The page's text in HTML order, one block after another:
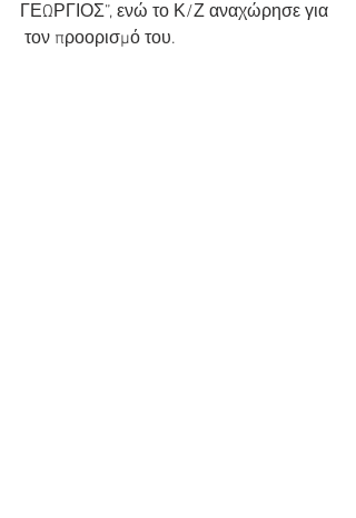
ΓΕΩΡΓΙΟΣ”, ενώ το Κ/Ζ αναχώρησε για
τον προορισμό του.